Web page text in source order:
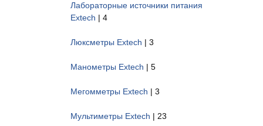
Лабораторные источники питания
Extech | 4
Люксметры Extech | 3
Манометры Extech | 5
Мегомметры Extech | 3
Мультиметры Extech | 23